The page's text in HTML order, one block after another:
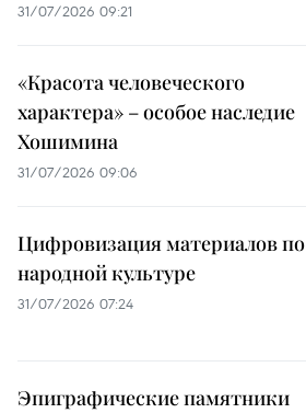
31/07/2026 09:21
«Красота человеческого
характера» – особое наследие
Хошимина
31/07/2026 09:06
Цифровизация материалов по
народной культуре
31/07/2026 07:24
Эпиграфические памятники